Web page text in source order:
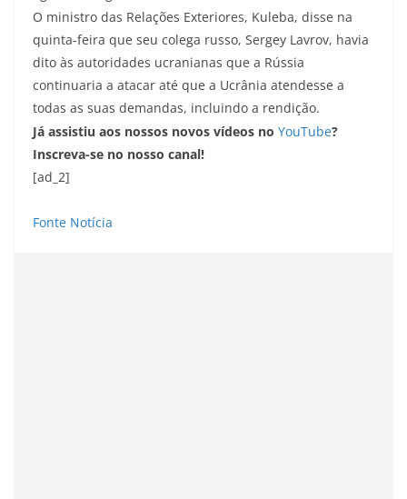
O ministro das Relações Exteriores, Kuleba, disse na
quinta-feira que seu colega russo, Sergey Lavrov, havia
dito às autoridades ucranianas que a Rússia
continuaria a atacar até que a Ucrânia atendesse a
todas as suas demandas, incluindo a rendição.
Já assistiu aos nossos novos vídeos no YouTube?
Inscreva-se no nosso canal!
[ad_2]
Fonte Notícia